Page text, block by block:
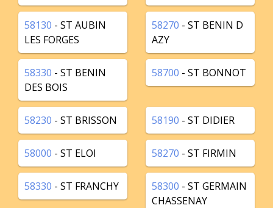
58130 - ST AUBIN
LES FORGES
58270 - ST BENIN D
AZY
58330 - ST BENIN
DES BOIS
58700 - ST BONNOT
58230 - ST BRISSON 58190 - ST DIDIER
58000 - ST ELOI 58270 - ST FIRMIN
58330 - ST FRANCHY 58300 - ST GERMAIN
CHASSENAY